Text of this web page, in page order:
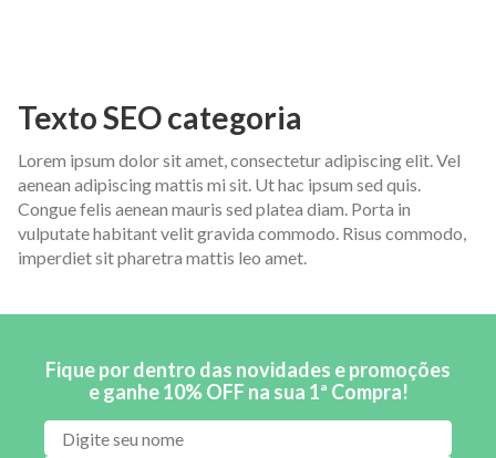
Texto SEO categoria
Lorem ipsum dolor sit amet, consectetur adipiscing elit. Vel
aenean adipiscing mattis mi sit. Ut hac ipsum sed quis.
Congue felis aenean mauris sed platea diam. Porta in
vulputate habitant velit gravida commodo. Risus commodo,
imperdiet sit pharetra mattis leo amet.
Fique por dentro das novidades e promoções
e ganhe 10% OFF na sua 1ª Compra!